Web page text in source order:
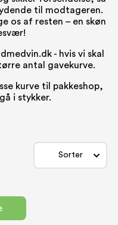
til modtageren.
os af resten – en skøn
- hvis vi skal
antal gavekurve.
kurve til pakkeshop,
i stykker.
Sorter